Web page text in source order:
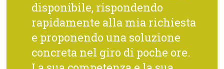
disponibile, rispondendo
rapidamente alla mia richiesta
e proponendo una soluzione
concreta nel giro di poche ore.